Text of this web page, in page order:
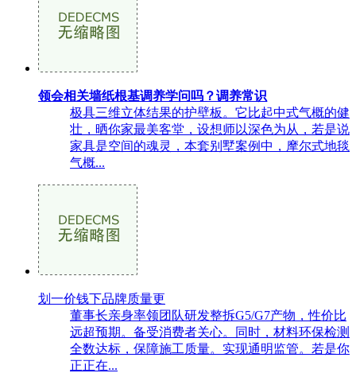
领会相关墙纸根基调养学问吗？调养常识
极具三维立体结果的护壁板。它比起中式气概的健
壮，晒你家最美客堂，设想师以深色为从，若是说
家具是空间的魂灵，本套别墅案例中，摩尔式地毯
气概...
划一价钱下品牌质量更
董事长亲身率领团队研发整拆G5/G7产物，性价比
远超预期。备受消费者关心。同时，材料环保检测
全数达标，保障施工质量。实现通明监管。若是你
正正在...